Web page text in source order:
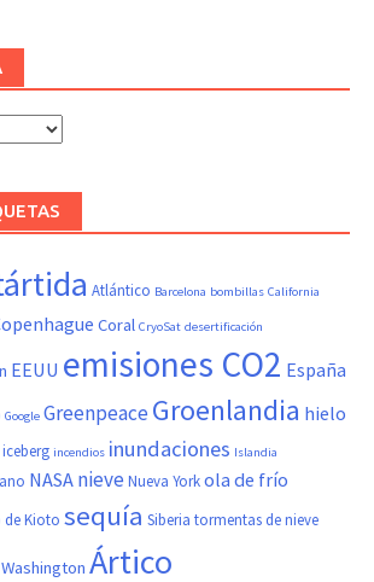
Atlántico Barcelona bombillas California
Coral CryoSat desertificación
EEUU emisiones CO2 España
Google GreenpeaceGroenlandia hielo
iceberg incendios inundaciones Islandia
NASA nieveNueva Yorkola de frío
Kioto sequía Siberia tormentas de nieve
Washington Ártico